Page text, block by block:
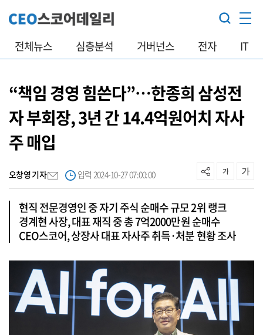
전체뉴스 심층분석 거버넌스 전자 IT
“책임 경영 힘쓴다”…한종희 삼성전
자 부회장, 3년 간 14.4억원어치 자사
주 매입
오창영 기자 입력 2024-10-27 07:00:00
현직 전문경영인 중 자기 주식 순매수 규모 2위 랭크
경계현 사장, 대표 재직 중 총 7억2000만원 순매수
CEO스코어, 상장사 대표 자사주 취득·처분 현황 조사